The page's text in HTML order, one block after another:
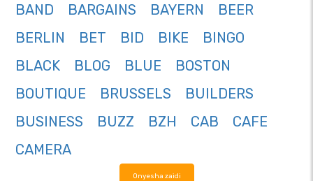
BAND
BARGAINS BAYERN
BEER
BERLIN
BET BID BIKE
BINGO
BLACK
BLOG BLUE
BOSTON
BOUTIQUE
BRUSSELS
BUILDERS
BUSINESS
BUZZ BZH CAB
CAFE
CAMERA
Onyesha zaidi